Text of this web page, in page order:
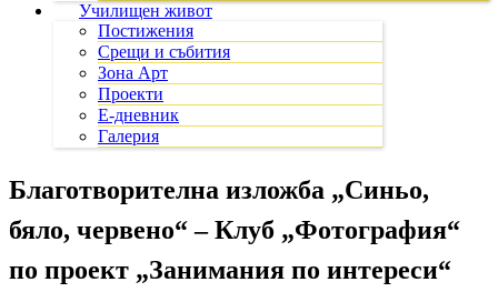
Училищен живот
Постижения
Срещи и събития
Зона Арт
Проекти
Е-дневник
Галерия
Благотворителна изложба „Синьо,
бяло, червено“ – Клуб „Фотография“
по проект „Занимания по интереси“